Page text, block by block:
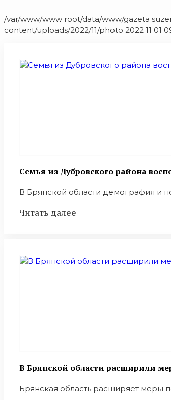
/var/www/www root/data/www/gazeta
content/uploads/2022/11/photo 2022 11 01
Семья из Дубровского района
В Брянской области демография и
Читать далее
В Брянской области расширили
Брянская область расширяет меры